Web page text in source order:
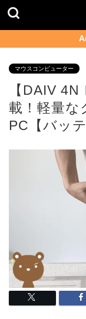
マウスコンピューター
【DAIV
載！軽量な
PC【バッ